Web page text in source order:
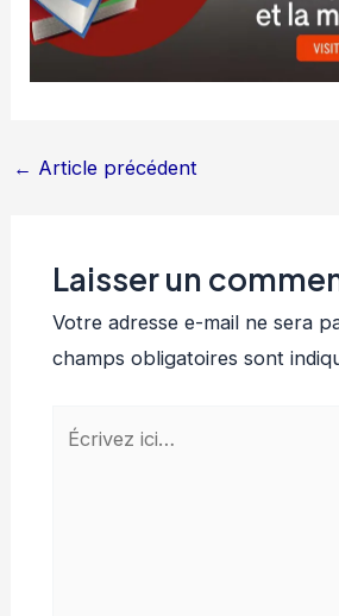
← Article précédent
Laisser un
Votre adresse e-mail ne sera
champs obligatoires sont
Écrivez